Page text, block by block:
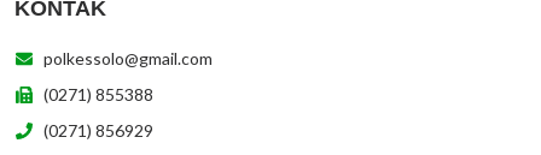
KONTAK
polkessolo@gmail.com
(0271) 855388
(0271) 856929